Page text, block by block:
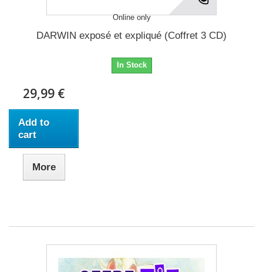
Online only
DARWIN exposé et expliqué (Coffret 3 CD)
In Stock
29,99 €
Add to
cart
More